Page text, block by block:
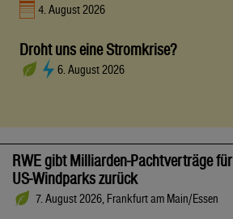
4. August 2026
Droht uns eine Stromkrise?
6. August 2026
RWE gibt Milliarden-Pachtverträge für
US-Windparks zurück
7. August 2026, Frankfurt am Main/Essen